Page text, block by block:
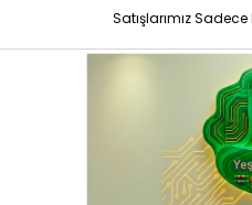
Satışlarımız